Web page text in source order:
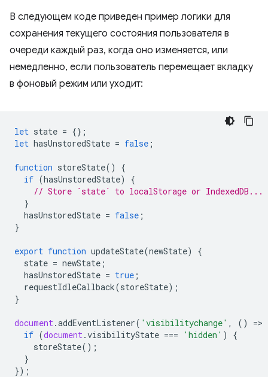
В следующем коде приведен пример логики для
сохранения текущего состояния пользователя в
очереди каждый раз, когда оно изменяется, или
немедленно, если пользователь перемещает вкладку
в фоновый режим или уходит:
let state = {};
let hasUnstoredState = false ;
function storeState()
{
if (hasUnstoredState)
{
// Store `state` to localStorage or IndexedDB...
}
hasUnstoredState = false ;
}
export function updateState(newState)
{
state = newState ;
hasUnstoredState = true ;
requestIdleCallback(storeState);
}
document.addEventListener( 'visibilitychange' , () =>
if (document.visibilityState === 'hidden' )
{
storeState();
}
});